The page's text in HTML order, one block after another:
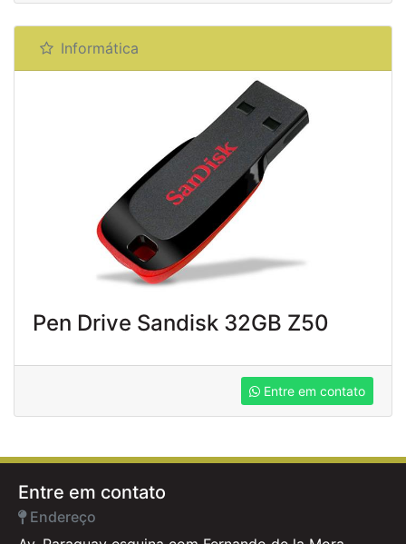
Informática
Pen Drive Sandisk 32GB Z50
Entre em contato
Entre em contato
Endereço